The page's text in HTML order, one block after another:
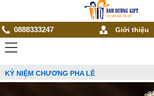
0888333247 Giới thiệu
KỶ NIỆM CHƯƠNG PHA LÊ